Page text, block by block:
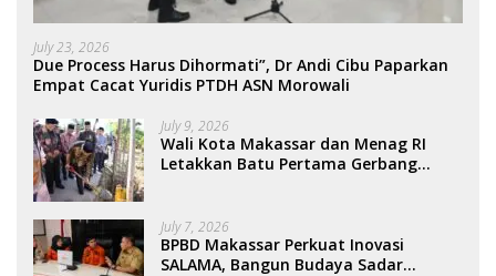
July 23, 2026
Due Process Harus Dihormati”, Dr Andi Cibu Paparkan
Empat Cacat Yuridis PTDH ASN Morowali
July 9, 2026
Wali Kota Makassar dan Menag RI
Letakkan Batu Pertama Gerbang
July 7, 2026
BPBD Makassar Perkuat Inovasi
SALAMA, Bangun Budaya Sadar